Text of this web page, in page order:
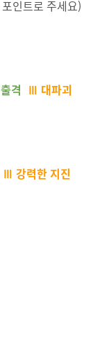
인트로 주세요)
격 Ⅲ 대파괴
Ⅲ 강력한 지진